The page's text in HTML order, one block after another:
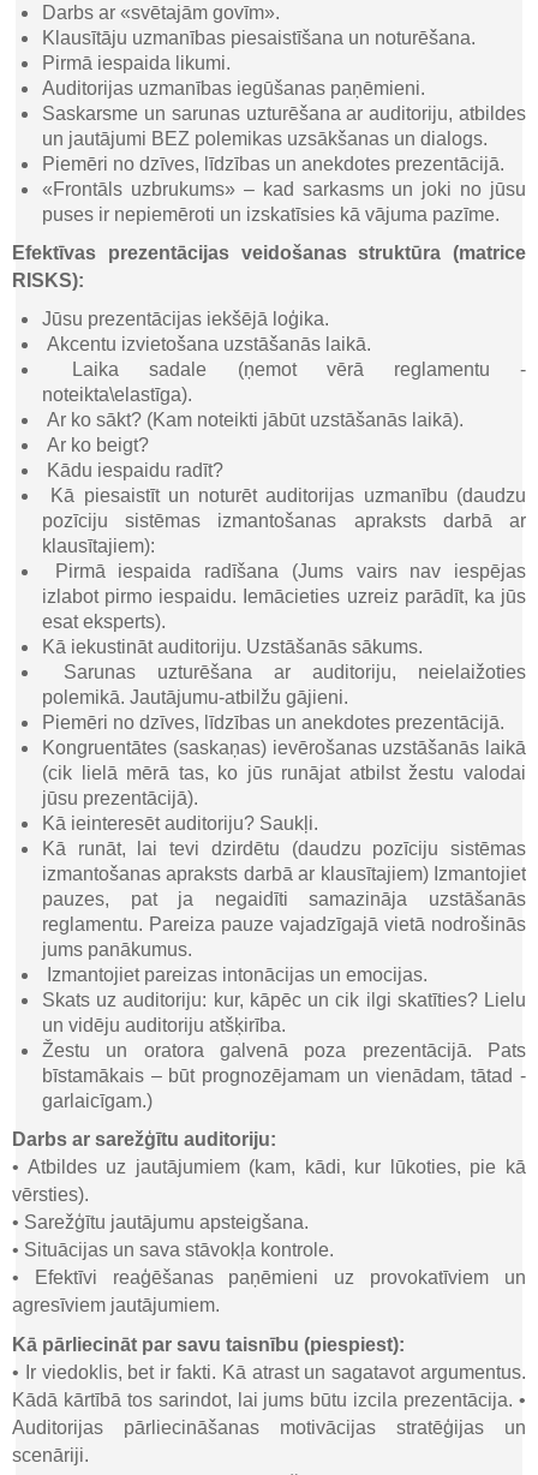
Darbs ar «svētajām govīm».
Klausītāju uzmanības piesaistīšana un noturēšana.
Pirmā iespaida likumi.
Auditorijas uzmanības iegūšanas paņēmieni.
Saskarsme un sarunas uzturēšana ar auditoriju, atbildes
un jautājumi BEZ polemikas uzsākšanas un dialogs.
Piemēri no dzīves, līdzības un anekdotes prezentācijā.
«Frontāls uzbrukums» – kad sarkasms un joki no jūsu
puses ir nepiemēroti un izskatīsies kā vājuma pazīme.
Efektīvas prezentācijas veidošanas struktūra (matrice
RISKS):
Jūsu prezentācijas iekšējā loģika.
Akcentu izvietošana uzstāšanās laikā.
Laika sadale (ņemot vērā reglamentu -
noteikta\elastīga).
Ar ko sākt? (Kam noteikti jābūt uzstāšanās laikā).
Ar ko beigt?
Kādu iespaidu radīt?
Kā piesaistīt un noturēt auditorijas uzmanību (daudzu
pozīciju sistēmas izmantošanas apraksts darbā ar
klausītajiem):
Pirmā iespaida radīšana (Jums vairs nav iespējas
izlabot pirmo iespaidu. Iemācieties uzreiz parādīt, ka jūs
esat eksperts).
Kā iekustināt auditoriju. Uzstāšanās sākums.
Sarunas uzturēšana ar auditoriju, neielaižoties
polemikā. Jautājumu-atbilžu gājieni.
Piemēri no dzīves, līdzības un anekdotes prezentācijā.
Kongruentātes (saskaņas) ievērošanas uzstāšanās laikā
(cik lielā mērā tas, ko jūs runājat atbilst žestu valodai
jūsu prezentācijā).
Kā ieinteresēt auditoriju? Saukļi.
Kā runāt, lai tevi dzirdētu (daudzu pozīciju sistēmas
izmantošanas apraksts darbā ar klausītajiem) Izmantojiet
pauzes, pat ja negaidīti samazināja uzstāšanās
reglamentu. Pareiza pauze vajadzīgajā vietā nodrošinās
jums panākumus.
Izmantojiet pareizas intonācijas un emocijas.
Skats uz auditoriju: kur, kāpēc un cik ilgi skatīties? Lielu
un vidēju auditoriju atšķirība.
Žestu un oratora galvenā poza prezentācijā. Pats
bīstamākais – būt prognozējamam un vienādam, tātad -
garlaicīgam.)
Darbs ar sarežģītu auditoriju:
• Atbildes uz jautājumiem (kam, kādi, kur lūkoties, pie kā
vērsties).
• Sarežģītu jautājumu apsteigšana.
• Situācijas un sava stāvokļa kontrole.
• Efektīvi reaģēšanas paņēmieni uz provokatīviem un
agresīviem jautājumiem.
Kā pārliecināt par savu taisnību (piespiest):
• Ir viedoklis, bet ir fakti. Kā atrast un sagatavot argumentus.
Kādā kārtībā tos sarindot, lai jums būtu izcila prezentācija. •
Auditorijas pārliecināšanas motivācijas stratēģijas un
scenāriji.